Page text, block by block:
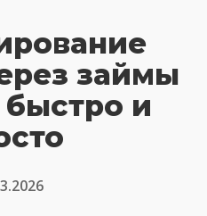
займы
быстро и